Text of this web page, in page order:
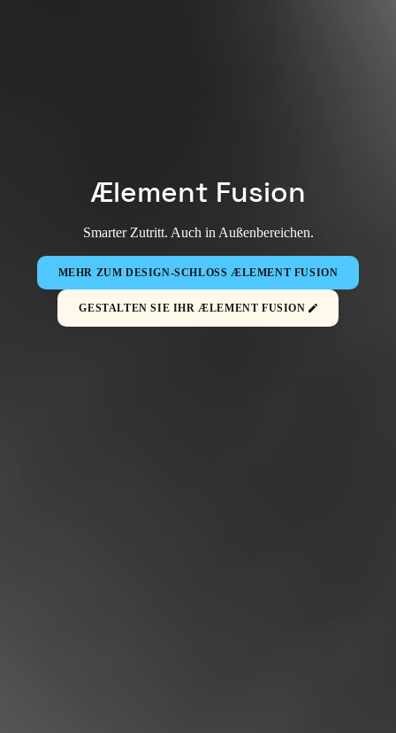
Ælement Fusion
Smarter Zutritt. Auch in Außenbereichen.
MEHR ZUM DESIGN-SCHLOSS ÆLEMENT FUSION
GESTALTEN SIE IHR ÆLEMENT FUSION